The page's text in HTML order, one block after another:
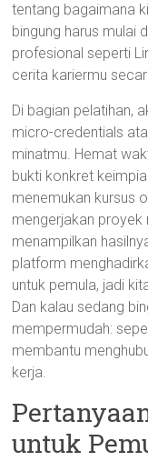
tentang bagaimana
bingung harus mulai
profesional seperti
cerita kariermu
Di bagian pelatihan,
micro-credentials
minatmu. Hemat
bukti konkret
menemukan kursus
mengerjakan proyek
menampilkan
platform
untuk pemula, jadi
Dan kalau sedang
mempermudah:
membantu
kerja.
untuk